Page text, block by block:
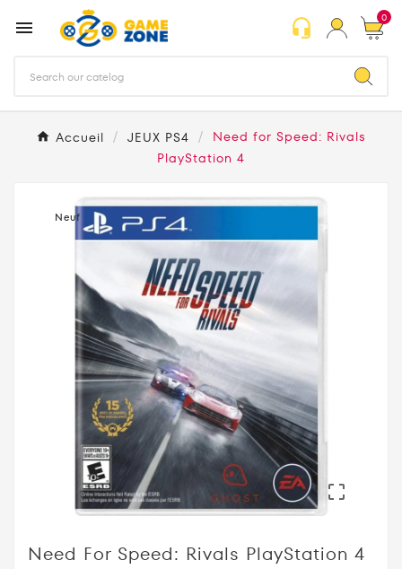
 headset_mic 0
Accueil JEUX PS4
Need for Speed: Rivals
PlayStation 4
Neuf

Need For Speed: Rivals PlayStation 4